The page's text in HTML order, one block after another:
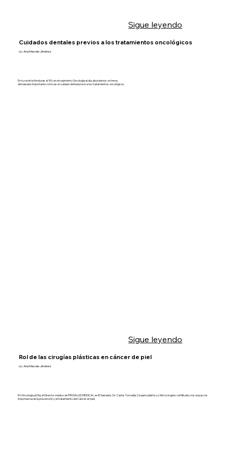
Sigue leyendo
Cuidados dentales previos a los tratamientos oncológicos
Lic. Ana Marcela Jiménez
En tu revista Honduras al 100, en el segmento Oncología al día, abordamos un tema
demasiado importante como es el cuidado dental previo a los tratamientos oncológicos.
Sigue leyendo
Rol de las cirugías plásticas en cáncer de piel
Lic. Ana Marcela Jiménez
En Oncología al Día, el Director médico de PROSALUD MEDICAL en El Salvador, Dr. Carlos Torruella, Cirujano plástico y Microcirujano certificado, nos expuso la
importancia de la prevención y el tratamiento del Cáncer en piel.